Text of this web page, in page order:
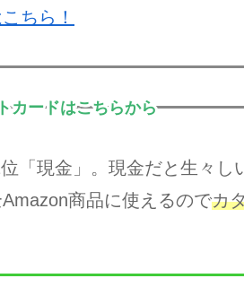
ちら！
カードはこちらから
「現金」。現金だと生々し
商品に使えるのでカ